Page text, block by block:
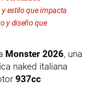
estilo que impacta
y diseño que
Monster 2026, una
naked italiana
937cc